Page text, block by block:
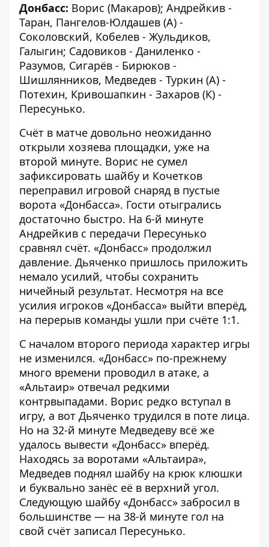
Донбасс: Ворис (Макаров); Андрейкив -
Таран, Пангелов-Юлдашев (А) -
Соколовский, Кобелев - Жульдиков,
Галыгин; Садовиков - Даниленко -
Разумов, Сигарёв - Бирюков -
Шишлянников, Медведев - Туркин (А) -
Потехин, Кривошапкин - Захаров (К) -
Пересунько.
Счёт в матче довольно неожиданно
открыли хозяева площадки, уже на
второй минуте. Ворис не сумел
зафиксировать шайбу и Кочетков
переправил игровой снаряд в пустые
ворота «Донбасса». Гости отыгрались
достаточно быстро. На 6-й минуте
Андрейкив с передачи Пересунько
сравнял счёт. «Донбасс» продолжил
давление. Дьяченко пришлось приложить
немало усилий, чтобы сохранить
ничейный результат. Несмотря на все
усилия игроков «Донбасса» выйти вперёд,
на перерыв команды ушли при счёте 1:1.
С началом второго периода характер игры
не изменился. «Донбасс» по-прежнему
много времени проводил в атаке, а
«Альтаир» отвечал редкими
контрвыпадами. Ворис редко вступал в
игру, а вот Дьяченко трудился в поте лица.
Но на 32-й минуте Медведеву всё же
удалось вывести «Донбасс» вперёд.
Находясь за воротами «Альтаира»,
Медведев поднял шайбу на крюк клюшки
и буквально занёс её в верхний угол.
Следующую шайбу «Донбасс» забросил в
большинстве — на 38-й минуте гол на
свой счёт записал Пересунько.